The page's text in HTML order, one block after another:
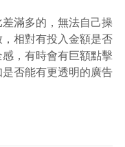
滿多的，無法自己操
相對有投入金額是否
，有時會有巨額點擊
否能有更透明的廣告